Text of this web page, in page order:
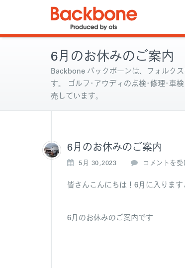
6月のお休みのご案内
Backbone バックボーンは、フォルク
す。 ゴルフ･アウディの点検･修理･車
売しています。
6月のお休みのご案内
5月 30,2023
6
の
み
の
コメントを
皆さんこんにちは！6月に入りま
6月のお休みのご案内です